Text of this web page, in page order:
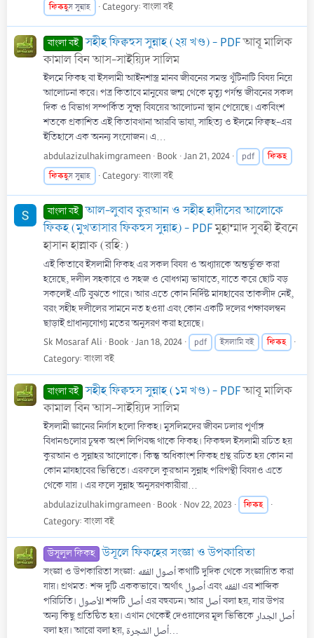
ফিকহুস সুন্নাহ Category:বাংলা বই
বাংলা বই সহীহ ফিক্বহুস সুন্নাহ (২য় খণ্ড) - PDFআবূ মালিক
কামাল বিন আস-সাইয়্যিদ সালিম
ইলমে ফিকহ বা ইসলামী আইনশাস্ত্র মানব জীবনের সমস্ত খুঁটিনাটি বিষয় নিয়ে
আলোচনা করে। পত্র কিতাবে মানুষের জন্ম থেকে মৃত্যু পর্যন্ত জীবনের সকল
দিক ও বিভাগ সম্পর্কিত সূক্ষ্ম বিষয়ের আলোচনা স্থান পেয়েছে। একবিংশ
শতকে প্রকাশিত এই কিতাবখানা আরবি ভাষা, সাহিত্য ও ইলমে ফিক্বহ-এর
ইতিহাসে এক অনন্য সংযোজন। এ...
abdulazizulhakimgrameen Book Jan 21, 2024 pdf
ফিকহ
ফিকহুস সুন্নাহ Category:বাংলা বই
বাংলা বই আল-লুবাব কুরআন ও সহীহ হাদীসের আলোকে
ফিকহ (মুখতাসার ফিকহুস সুন্নাহ) - PDFমুহাম্মাদ সুবহী ইবনে
হাসান হাল্লাক (রহি:)
এই কিতাবে ইসলামী ফিকহ এর সকল বিষয় ও অধ্যায়কে অন্তর্ভুক্ত করা
হয়েছে, দলীল সহকারে ও সহজ ও বোধগম্য ভাষাতে, যাতে করে ছোট বড়
সকলেই এটি বুঝতে পারে। আর এতে কোন নির্দিষ্ট মাযহাবের তাকলীদ নেই,
বরং সহীহ দলীলের সামনে নত হওয়া এবং কোন একটি দলের পক্ষাবলম্বন
ছাড়াই প্রাধান্যযোগ্য মতের অনুসরণ করা হয়েছে।
Sk Mosaraf Ali Book Jan 18, 2024 pdf ইসলামি বই
ফিকহ
Category:বাংলা বই
বাংলা বই সহীহ ফিক্বহুস সুন্নাহ (১ম খণ্ড) - PDFআবূ মালিক
কামাল বিন আস-সাইয়্যিদ সালিম
ইসলামী জ্ঞানের নির্যাস হলো ফিকহ। মুসলিমদের জীবন চলার পূর্ণাঙ্গ
বিধানগুলোর চুম্বক অংশ লিপিবদ্ধ থাকে ফিকহ। ফিকহুল ইসলামী রচিত হয়
কুরআন ও সুন্নাহর আলোকে। কিন্তু অধিকাংশ ফিকহ গ্রন্থ রচিত হয় কোন না
কোন মাযহাবের ভিত্তিতে। এরফলে কুরআন সুন্নাহ পরিপন্থী বিষয়ও এতে
থেকে যায় । এর ফলে সুন্নাহ অনুসরণকারীরা...
abdulazizulhakimgrameen Book Nov 22, 2023
ফিকহ
Category:বাংলা বই
উসূলুল ফিকহ উসূলে ফিকহের সংজ্ঞা ও উপকারিতা
সংজ্ঞা ও উপকারিতা সংজ্ঞা: أصول الفقه কথাটি দুদিক থেকে সংজ্ঞায়িত করা
যায়। প্রথমত: শব্দ দুটি এককভাবে। অর্থাৎ أصول এবং الفقه এর শাব্দিক
পরিচিতি। الأصول শব্দটি أصل এর বহুবচন। আর أصل বলা হয়, যার উপর
অন্য কিছু প্রতিষ্ঠিত হয়। এখান থেকেই দেওয়ালের মূল ভিত্তিকে أصل الجدار
বলা হয়। আরো বলা হয়, أصل الشجرة...